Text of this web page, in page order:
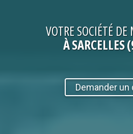
VOTRESOCIÉTÉ DE
À
Demander un